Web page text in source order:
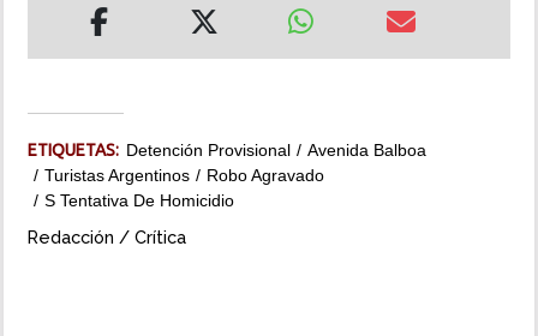
ETIQUETAS: Detención Provisional
Avenida Balboa
Turistas Argentinos
Robo Agravado
S Tentativa De Homicidio
Redacción / Crítica